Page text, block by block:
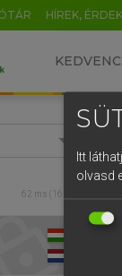
HÍREK,
62 ms (16 db)
Itt
olvasd